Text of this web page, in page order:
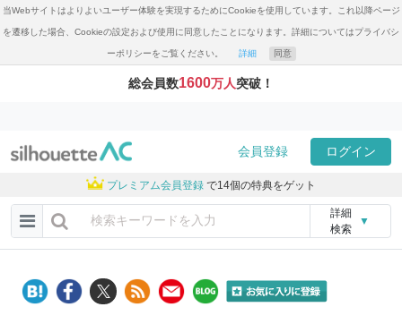
当Webサイトはよりよいユーザー体験を実現するためにCookieを使用しています。これ以降ページ
を遷移した場合、Cookieの設定および使用に同意したことになります。詳細についてはプライバシ
ーポリシーをご覧ください。 詳細 同意
総会員数1600万人突破！
会員登録 ログイン
プレミアム会員登録 で14個の特典をゲット
詳細
検索
▼